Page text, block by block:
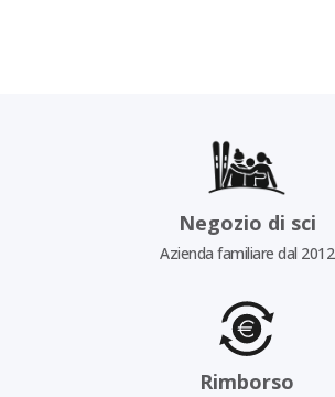
Negozio di sci
Azienda familiare dal 2012
Rimborso